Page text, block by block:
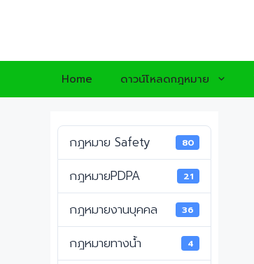
Home ดาวน์โหลดกฎหมาย
กฎหมาย Safety 80
กฎหมายPDPA 21
กฎหมายงานบุคคล 36
กฎหมายทางน้ำ 4